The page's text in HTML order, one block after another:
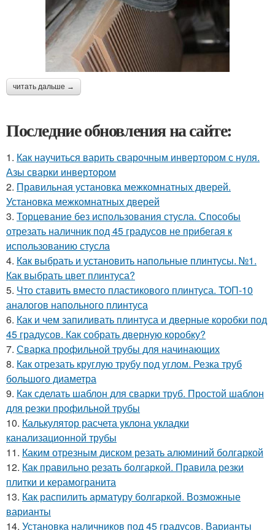
читать дальше →
Последние обновления на сайте:
1. Как научиться варить сварочным инвертором с нуля.
Азы сварки инвертором
2. Правильная установка межкомнатных дверей.
Установка межкомнатных дверей
3. Торцевание без использования стусла. Способы
отрезать наличник под 45 градусов не прибегая к
использованию стусла
4. Как выбрать и установить напольные плинтусы. №1.
Как выбрать цвет плинтуса?
5. Что ставить вместо пластикового плинтуса. ТОП-10
аналогов напольного плинтуса
6. Как и чем запиливать плинтуса и дверные коробки под
45 градусов. Как собрать дверную коробку?
7. Сварка профильной трубы для начинающих
8. Как отрезать круглую трубу под углом. Резка труб
большого диаметра
9. Как сделать шаблон для сварки труб. Простой шаблон
для резки профильной трубы
10. Калькулятор расчета уклона укладки
канализационной трубы
11. Каким отрезным диском резать алюминий болгаркой
12. Как правильно резать болгаркой. Правила резки
плитки и керамогранита
13. Как распилить арматуру болгаркой. Возможные
варианты
14. Установка наличников под 45 градусов. Варианты